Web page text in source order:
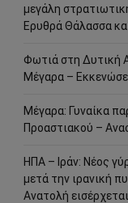
μεγάλη
Ερυθρά Θάλασσα
Φωτιά στη Δυτική
Μέγαρα –
Μέγαρα: Γυναίκα
Προαστιακού –
ΗΠΑ – Ιράν: Νέος
μετά την ιρανική
Ανατολή